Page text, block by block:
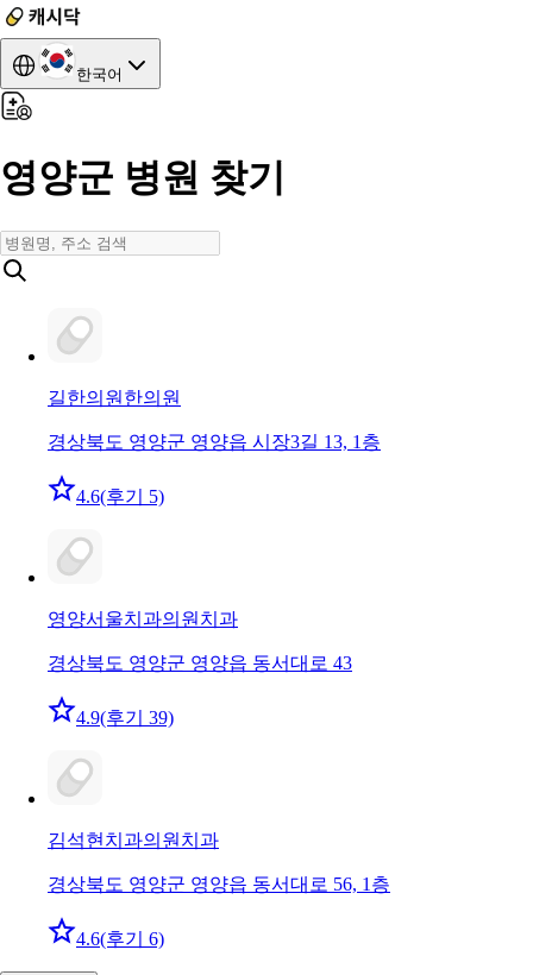
한국어
영양군 병원 찾기
길한의원 한의원
경상북도 영양군 영양읍 시장3길 13, 1층
4.6(후기 5)
영양서울치과의원 치과
경상북도 영양군 영양읍 동서대로 43
4.9(후기 39)
김석현치과의원 치과
경상북도 영양군 영양읍 동서대로 56, 1층
4.6(후기 6)